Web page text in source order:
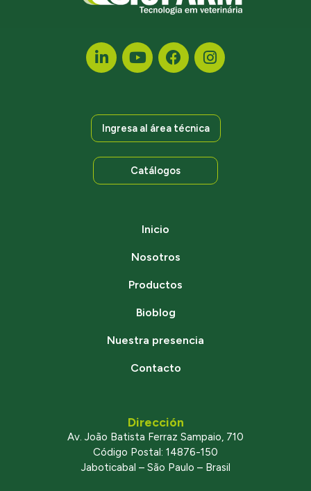
Ingresa al área técnica
Catálogos
Inicio
Nosotros
Productos
Bioblog
Nuestra presencia
Contacto
Dirección
Av. João Batista Ferraz Sampaio, 710
Código Postal: 14876-150
Jaboticabal – São Paulo – Brasil